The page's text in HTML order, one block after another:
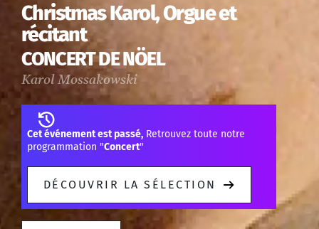
Christmas Karol, Orgue et
récitant
CONCERT DE NÖEL
Karol Mossakowski
Cet événement est passé, Retrouvez toute notre
programmation "Concert"
DÉCOUVRIR LA SÉLECTION